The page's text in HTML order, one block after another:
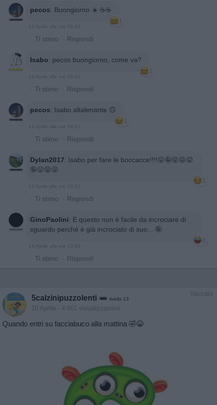
pecos: Buongiorno ☀️ ☕️☕️
1
14 Aprile alle ore 09:40
· Ti stimo · Rispondi
Isabo: pecos buongiorno, come va?
1
14 Aprile alle ore 09:40
· Ti stimo · Rispondi
pecos: Isabo altalenante 🙃
1
14 Aprile alle ore 09:41
· Ti stimo · Rispondi
Dylan2017: Isabo per fare le boccacce!!!!😛🤪😝😝😜
🤪😛😝😜
1
14 Aprile alle ore 10:51
· Ti stimo · Rispondi
GinoPaolini: E questo non è facile da incrociare di
sguardo perché è già incrociato di suo... 🤪
2
14 Aprile alle ore 23:29
· Ti stimo · Rispondi
Vaccata
5calzinipuzzolenti livello 13
10 Aprile - 4.661 visualizzazioni
Quando entri su facciabuco alla mattina 🤣😂